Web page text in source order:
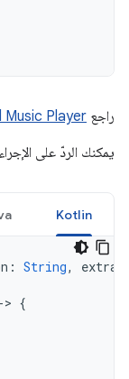
راجع Music Player
يمكنك الردّ على
Kotlin
: String, extras
> {